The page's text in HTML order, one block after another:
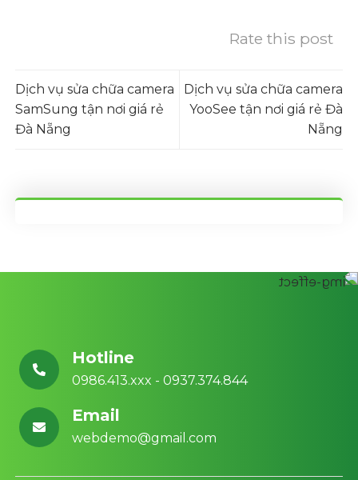
Rate this post
Dịch vụ sửa chữa camera
SamSung tận nơi giá rẻ
Đà Nẵng
Dịch vụ sửa chữa camera
YooSee tận nơi giá rẻ Đà
Nẵng
Hotline
0986.413.xxx - 0937.374.844
Email
webdemo@gmail.com